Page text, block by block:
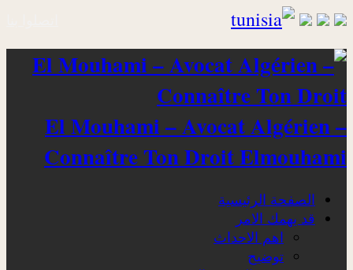
El Mouhami – Avocat Algérien –
Connaître Ton Droit Elmouhami
الصفحة الرئيسية
قد يهمك الامر
اهم الاحداث
توضيح